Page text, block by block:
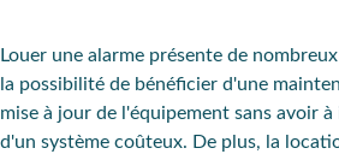
Louer une alarme présente de
la possibilité de bénéficier d'une
mise à jour de l'équipement sans avoir
d'un système coûteux. De plus, la